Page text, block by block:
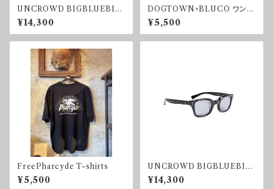
UNCROWD BIGBLUEBIR
D SUNGLASS CREAR
¥14,300
DOGTOWN×BLUCO ワンポ
イントTシャツ
¥5,500
FreePharcyde T-shirts
¥5,500
UNCROWD BIGBLUEBIR
D SUNGLASS BLACK/SM
OKE
¥14,300